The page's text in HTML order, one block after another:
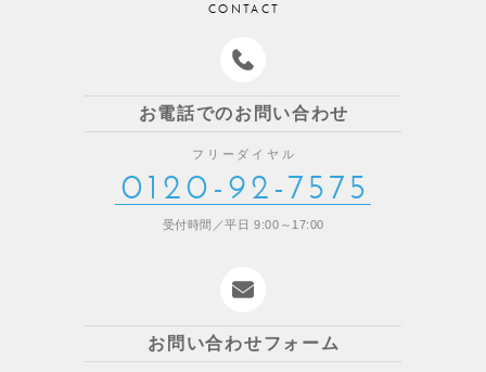
CONTACT
お電話でのお問い合わせ
フリーダイヤル
0120-92-7575
受付時間／平日 9:00～17:00
お問い合わせフォーム